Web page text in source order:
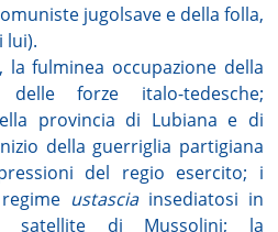
jugolsave e della folla,
lui).
la fulminea occupazione della
forze italo-tedesche;
provincia di Lubiana e di
della guerriglia partigiana
del regio esercito; i
ustasciainsediatosi in
satellite di Mussolini; la